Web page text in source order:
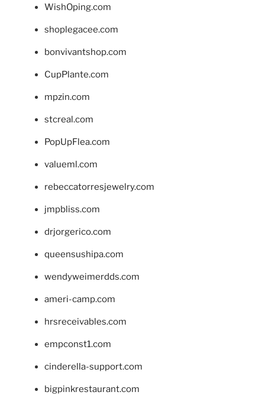
WishOping.com
shoplegacee.com
bonvivantshop.com
CupPlante.com
mpzin.com
stcreal.com
PopUpFlea.com
valueml.com
rebeccatorresjewelry.com
jmpbliss.com
drjorgerico.com
queensushipa.com
wendyweimerdds.com
ameri-camp.com
hrsreceivables.com
empconst1.com
cinderella-support.com
bigpinkrestaurant.com